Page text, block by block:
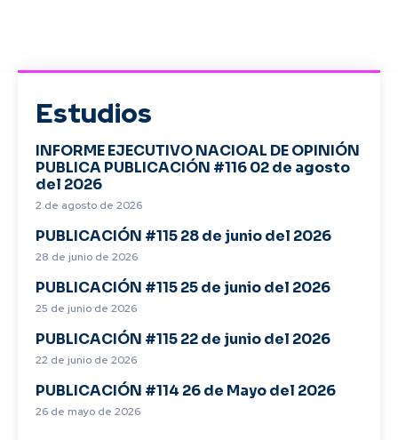
Estudios
INFORME EJECUTIVO NACIOAL DE OPINIÓN
PUBLICA PUBLICACIÓN #116 02 de agosto
del 2026
2 de agosto de 2026
PUBLICACIÓN #115 28 de junio del 2026
28 de junio de 2026
PUBLICACIÓN #115 25 de junio del 2026
25 de junio de 2026
PUBLICACIÓN #115 22 de junio del 2026
22 de junio de 2026
PUBLICACIÓN #114 26 de Mayo del 2026
26 de mayo de 2026